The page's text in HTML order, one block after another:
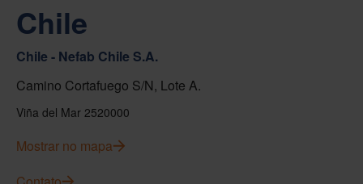
Chile
Chile - Nefab Chile S.A.
Camino Cortafuego S/N, Lote A.
Viña del Mar 2520000
Mostrar no mapa